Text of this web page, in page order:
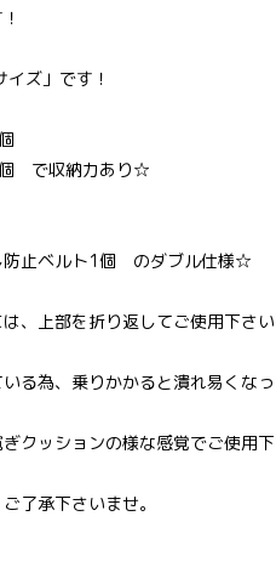
ズ」です！
個 で収納力あり☆
防止ベルト1個 のダブル仕様☆
、上部を折り返してご使用下さい
る為、乗りかかると潰れ易くな
クッションの様な感覚でご使用下
了承下さいませ。